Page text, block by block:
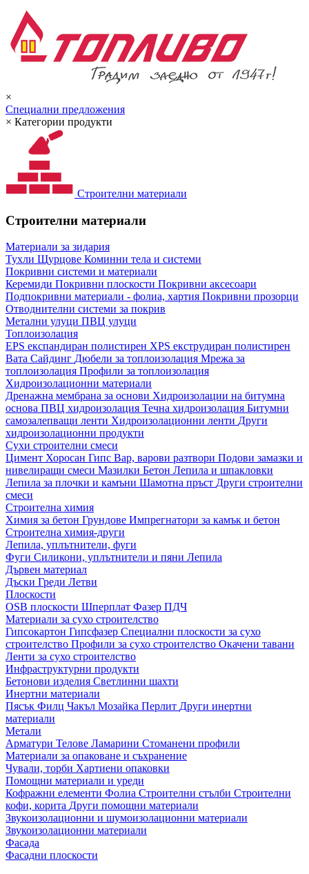
×
Специални предложения
× Категории продукти
Строителни материали
Строителни материали
Материали за зидария
Тухли Щурцове Коминни тела и системи
Покривни системи и материали
Керемиди Покривни плоскости Покривни аксесоари
Подпокривни материали - фолиа, хартия Покривни прозорци
Отводнителни системи за покрив
Метални улуци ПВЦ улуци
Топлоизолация
EPS експандиран полистирен XPS екструдиран полистирен
Вата Сайдинг Дюбели за топлоизолация Мрежа за
топлоизолация Профили за топлоизолация
Хидроизолационни материали
Дренажна мембрана за основи Хидроизолации на битумна
основа ПВЦ хидроизолация Течна хидроизолация Битумни
самозалепващи ленти Хидроизолационни ленти Други
хидроизолационни продукти
Сухи строителни смеси
Цимент Хоросан Гипс Вар, варови разтвори Подови замазки и
нивелиращи смеси Мазилки Бетон Лепила и шпакловки
Лепила за плочки и камъни Шамотна пръст Други строителни
смеси
Строителна химия
Химия за бетон Грундове Импрегнатори за камък и бетон
Строителна химия-други
Лепила, уплътнители, фуги
Фуги Силикони, уплътнители и пяни Лепила
Дървен материал
Дъски Греди Летви
Плоскости
OSB плоскости Шперплат Фазер ПДЧ
Материали за сухо строителство
Гипсокартон Гипсфазер Специални плоскости за сухо
строителство Профили за сухо строителство Окачени тавани
Ленти за сухо строителство
Инфраструктурни продукти
Бетонови изделия Светлинни шахти
Инертни материали
Пясък Филц Чакъл Мозайкa Перлит Други инертни
материали
Метали
Арматури Телове Ламарини Стоманени профили
Материали за опаковане и съхранение
Чували, торби Хартиени опаковки
Помощни материали и уреди
Кофражни елементи Фолиа Строителни стълби Строителни
кофи, корита Други помощни материали
Звукоизолационни и шумоизолационни материали
Звукоизолационни материали
Фасада
Фасадни плоскости